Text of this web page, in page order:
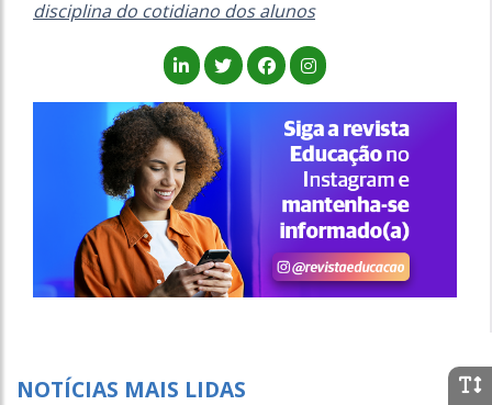
disciplina do cotidiano dos alunos
NOTÍCIAS MAIS LIDAS